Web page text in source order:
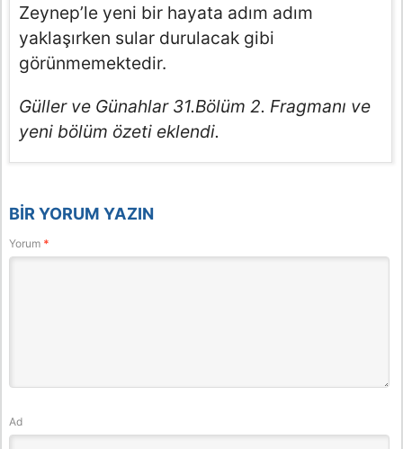
Zeynep’le yeni bir hayata adım adım
yaklaşırken sular durulacak gibi
görünmemektedir.
Güller ve Günahlar 31.Bölüm 2. Fragmanı ve
yeni bölüm özeti eklendi.
BIR YORUM YAZIN
Yorum *
Ad